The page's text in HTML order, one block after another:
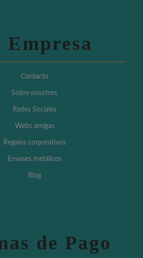
Empresa
Contacto
Sobre nosotros
Redes Sociales
Webs amigas
Regalos corporativos
Envases metálicos
Blog
de Pago